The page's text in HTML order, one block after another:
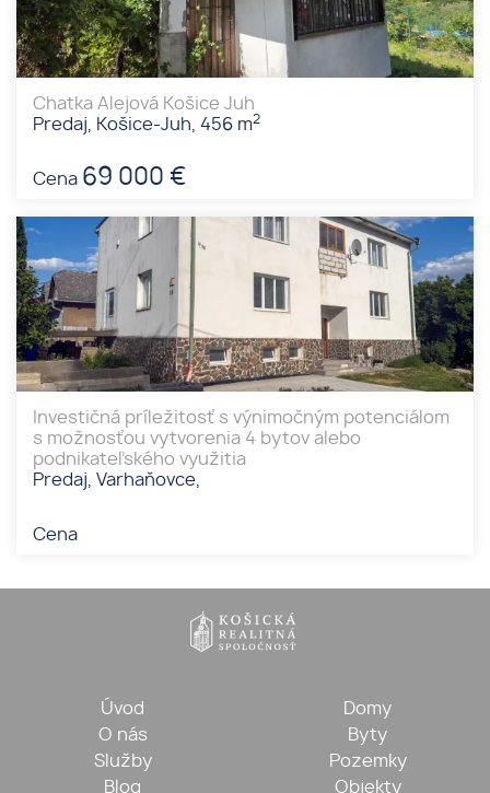
Chatka Alejová Košice Juh
Predaj, Košice-Juh, 456 m2
Cena 69 000 €
Investičná príležitosť s výnimočným potenciálom
s možnosťou vytvorenia 4 bytov alebo
podnikateľského využitia
Predaj, Varhaňovce,
Cena
Úvod
O nás
Služby
Blog
Domy
Byty
Pozemky
Objekty